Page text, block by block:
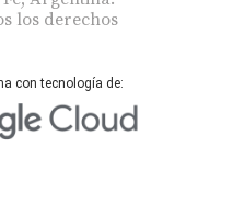
los derechos
con tecnología de: